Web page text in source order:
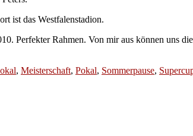
ist das Westfalenstadion.
Perfekter Rahmen. Von mir aus können uns
, Meisterschaft, Pokal, Sommerpause,